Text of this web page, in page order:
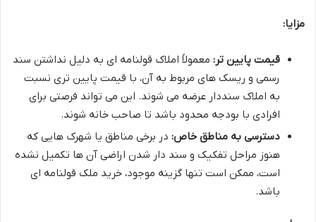
مزایا:
قیمت پایین تر: معمولاً املاک قولنامه ای به دلیل نداشتن سند
رسمی و ریسک های مربوط به آن، با قیمت پایین تری نسبت
به املاک سنددار عرضه می شوند. این می تواند فرصتی برای
افرادی با بودجه محدود باشد تا صاحب خانه شوند.
دسترسی به مناطق خاص: در برخی مناطق یا شهرک هایی که
هنوز مراحل تفکیک و سند دار شدن اراضی آن ها تکمیل نشده
است، ممکن است تنها گزینه موجود، خرید ملک قولنامه ای
باشد.